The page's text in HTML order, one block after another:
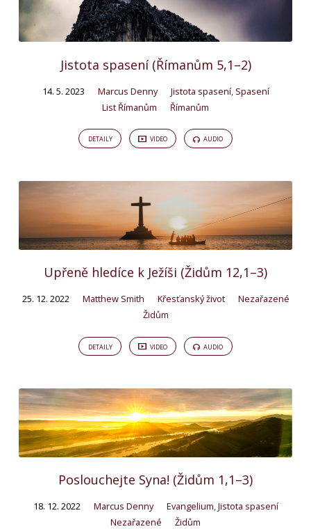
Jistota spasení (Římanům 5,1–2)
14. 5. 2023 Marcus Denny Jistota spasení, Spasení
List Římanům
Římanům
DETAILY VIDEO AUDIO
Upřeně hledíce k Ježíši (Židům 12,1–3)
25. 12. 2022 Matthew Smith Křesťanský život
Nezařazené
Židům
DETAILY VIDEO AUDIO
Poslouchejte Syna! (Židům 1,1–3)
18. 12. 2022 Marcus Denny Evangelium,Jistota spasení
Nezařazené
Židům